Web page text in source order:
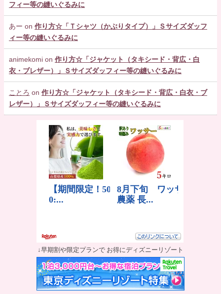
フィー等の縫いぐるみに
あー on 作り方☆「Ｔシャツ（かぶりタイプ）」Ｓサイズダッフ
ィー等の縫いぐるみに
animekomi on 作り方☆「ジャケット（タキシード・背広・白
衣・ブレザー）」Ｓサイズダッフィー等の縫いぐるみに
ことろ on 作り方☆「ジャケット（タキシード・背広・白衣・ブ
レザー）」Ｓサイズダッフィー等の縫いぐるみに
↓早期割や限定プランで お得にディズニーリゾート